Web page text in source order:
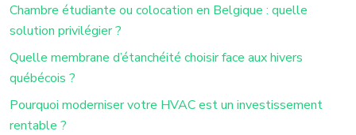
Chambre étudiante ou colocation en Belgique : quelle
solution privilégier ?
Quelle membrane d’étanchéité choisir face aux hivers
québécois ?
Pourquoi moderniser votre HVAC est un investissement
rentable ?